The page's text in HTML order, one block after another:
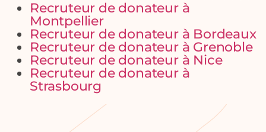
Recruteur de donateur à
Montpellier
Recruteur de donateur à Bordeaux
Recruteur de donateur à Grenoble
Recruteur de donateur à Nice
Recruteur de donateur à
Strasbourg